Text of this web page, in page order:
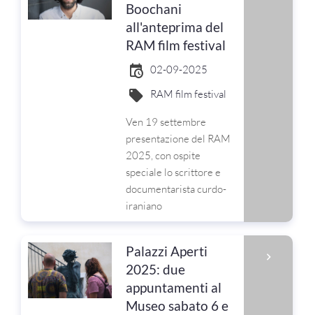
Boochani
all'anteprima del
RAM film festival
02-09-2025
RAM film festival
Ven 19 settembre
presentazione del RAM
2025, con ospite
speciale lo scrittore e
documentarista curdo-
iraniano
Palazzi Aperti
2025: due
appuntamenti al
Museo sabato 6 e